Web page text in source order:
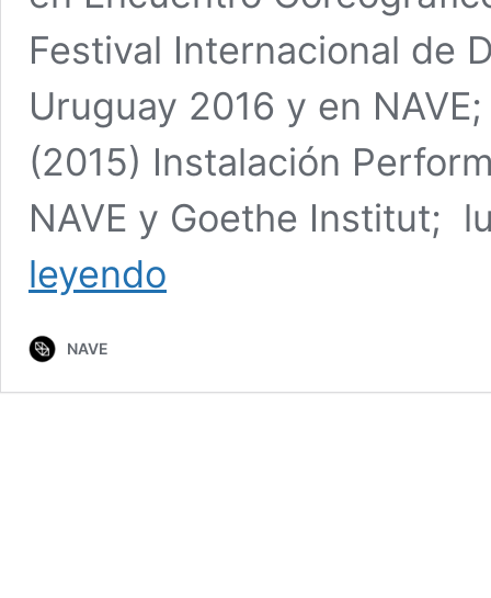
Festival Internacional de
Uruguay 2016 y en
(2015) Instalación
NAVE y Goethe Institut;
leyendo
NAVE